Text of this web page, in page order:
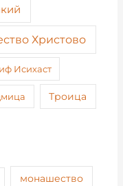
Христово
Исихаст
Троица
монашество